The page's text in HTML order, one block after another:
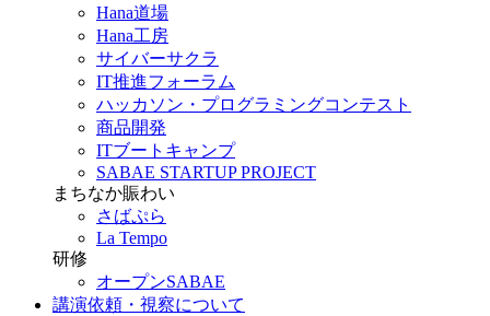
Hana道場
Hana工房
サイバーサクラ
IT推進フォーラム
ハッカソン・プログラミングコンテスト
商品開発
ITブートキャンプ
SABAE STARTUP PROJECT
まちなか賑わい
さばぷら
La Tempo
研修
オープンSABAE
講演依頼・視察について